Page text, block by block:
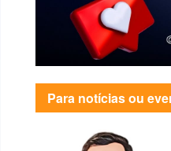
Para notícias ou